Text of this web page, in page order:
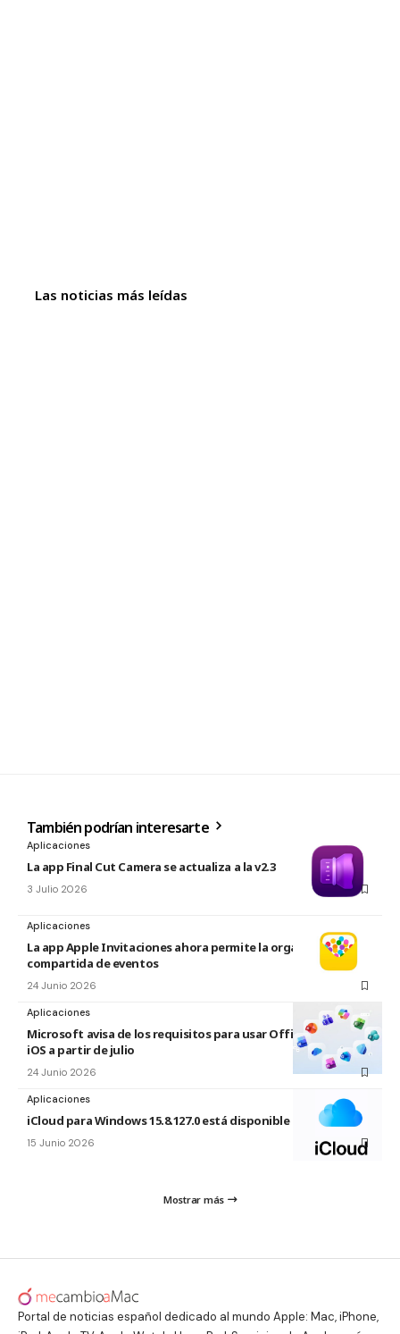
Las noticias más leídas
También podrían interesarte
Aplicaciones
La app Final Cut Camera se actualiza a la v2.3
3 Julio 2026
Aplicaciones
La app Apple Invitaciones ahora permite la organización
compartida de eventos
24 Junio 2026
Aplicaciones
Microsoft avisa de los requisitos para usar Office en macOS y
iOS a partir de julio
24 Junio 2026
Aplicaciones
iCloud para Windows 15.8.127.0 está disponible
15 Junio 2026
Mostrar más
Portal de noticias español dedicado al mundo Apple: Mac, iPhone,